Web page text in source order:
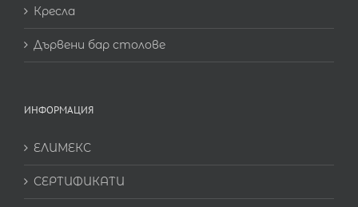
Кресла
Дървени бар столове
ИНФОРМАЦИЯ
ЕЛИМЕКС
СЕРТИФИКАТИ